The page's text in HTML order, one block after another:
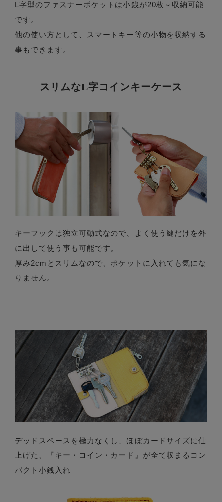
L字型のファスナーポケットは小銭が20枚～収納可能
です。
他の使い方として、スマートキー等の小物を収納する
事もできます。
スリムなL字コインキーケース
キーフックは独立可動式なので、よく使う鍵だけを外
に出して使う事も可能です。
厚み2cmとスリムなので、ポケットに入れても気にな
りません。
デッドスペースを極力なくし、ほぼカードサイズに仕
上げた、『キー・コイン・カード』が全て収まるコン
パクト小銭入れ